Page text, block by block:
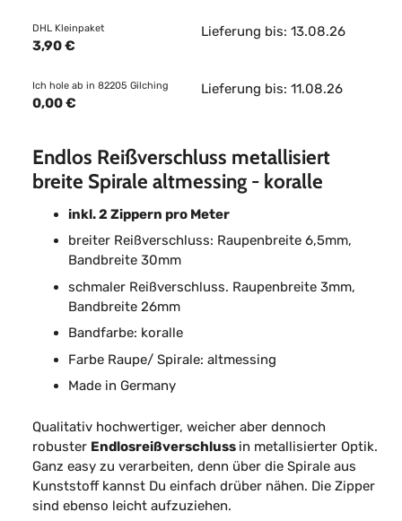
DHL Kleinpaket
3,90 €
Lieferung bis: 13.08.26
Ich hole ab in 82205 Gilching
0,00 €
Lieferung bis: 11.08.26
Endlos Reißverschluss metallisiert
breite Spirale altmessing - koralle
inkl. 2 Zippern pro Meter
breiter Reißverschluss: Raupenbreite 6,5mm,
Bandbreite 30mm
schmaler Reißverschluss. Raupenbreite 3mm,
Bandbreite 26mm
Bandfarbe: koralle
Farbe Raupe/ Spirale: altmessing
Made in Germany
Qualitativ hochwertiger, weicher aber dennoch
robuster Endlosreißverschluss in metallisierter Optik.
Ganz easy zu verarbeiten, denn über die Spirale aus
Kunststoff kannst Du einfach drüber nähen. Die Zipper
sind ebenso leicht aufzuziehen.